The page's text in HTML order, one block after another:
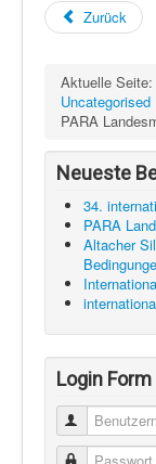
Zurück
Aktuelle Seite:
Uncategorised
PARA
Neueste
34.
PARA
Altacher
Login Form